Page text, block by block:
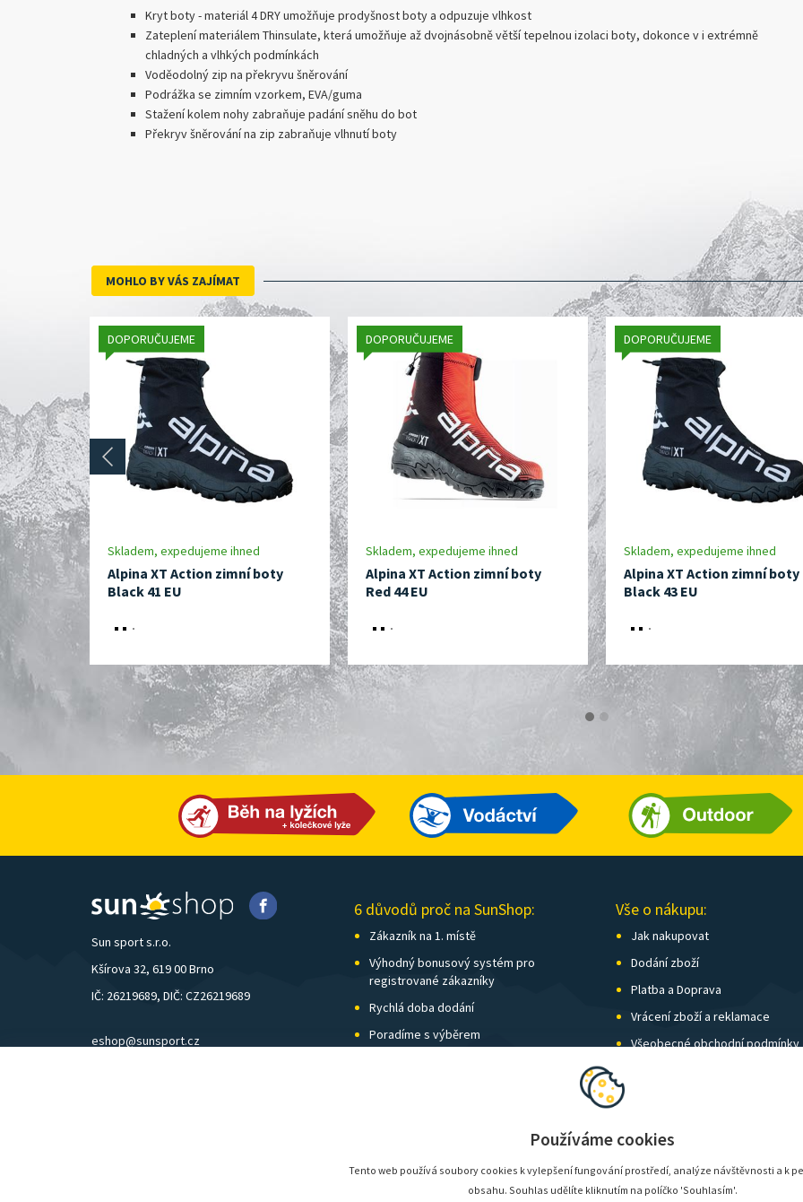
Kryt boty - materiál 4 DRY umožňuje prodyšnost boty a odpuzuje vlhkost
Zateplení materiálem Thinsulate, která umožňuje až dvojnásobně větší tepelnou izolaci boty, dokonce v i extrémně
chladných a vlhkých podmínkách
Voděodolný zip na překryvu šněrování
Podrážka se zimním vzorkem, EVA/guma
Stažení kolem nohy zabraňuje padání sněhu do bot
Překryv šněrování na zip zabraňuje vlhnutí boty
MOHLO BY VÁS ZAJÍMAT
DOPORUČUJEME
Skladem, expedujeme ihned
Alpina XT Action zimní boty
Black 41 EU
DOPORUČUJEME
Skladem, expedujeme ihned
Alpina XT Action zimní boty
Red 44 EU
DOPORUČUJEME
Skladem, expedujeme ihned
Alpina XT Action zimní boty
Black 43 EU
Sun sport s.r.o.
Kšírova 32, 619 00 Brno
IČ: 26219689, DIČ: CZ26219689
eshop@sunsport.cz
6 důvodů proč na SunShop:
Zákazník na 1. místě
Výhodný bonusový systém pro
registrované zákazníky
Rychlá doba dodání
Poradíme s výběrem
Vše o nákupu:
Jak nakupovat
Dodání zboží
Platba a Doprava
Vrácení zboží a reklamace
Všeobecné obchodní podmínky
Používáme cookies
Tento web používá soubory cookies k vylepšení fungování prostředí, analýze návštěvnosti a k
obsahu. Souhlas udělíte kliknutím na políčko 'Souhlasím'.